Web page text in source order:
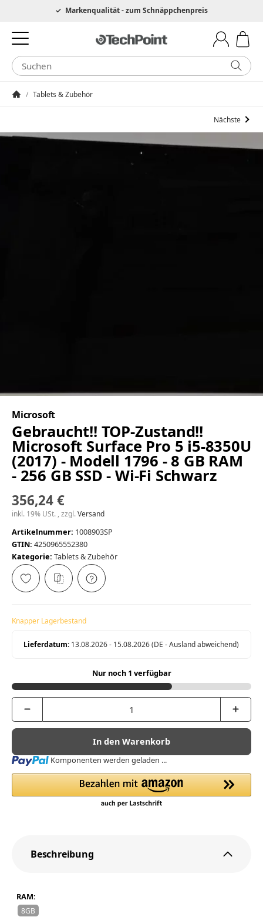
Hotline 0049 6205 3079975Markenqualität - zum Schnäppchenpreis
/ Tablets & Zubehör
Nächste
Microsoft
Gebraucht!! TOP-Zustand!!
Microsoft Surface Pro 5 i5-8350U
(2017) - Modell 1796 - 8 GB RAM
- 256 GB SSD - Wi-Fi Schwarz
356,24 €
inkl. 19% USt. , zzgl.Versand
Artikelnummer: 1008903SP
GTIN: 4250965552380
Kategorie: Tablets & Zubehör
Knapper Lagerbestand
Lieferdatum: 13.08.2026 - 15.08.2026(DE - Ausland abweichend)
Nur noch 1 verfügbar
In den Warenkorb
Loading... Komponenten werden geladen ...
Beschreibung
RAM:
8GB